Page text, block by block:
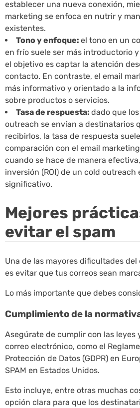
establecer una nueva conexión,
marketing se enfoca en nutrir y
existentes.
Tono y enfoque: el tono en un
en frío suele ser más introductorio
el objetivo es captar la atención
contacto. En contraste, el email
más informativo y orientado a la
sobre productos o servicios.
Tasa de respuesta: dado que
outreach se envían a destinatarios
recibirlos, la tasa de respuesta
comparación con el email
cuando se hace de manera
inversión (ROI) de un cold outreach
significativo.
Mejores
evitar el spam
Una de las mayores dificultades
es evitar que tus correos sean
Lo más importante que debes
Cumplimiento de la
Asegúrate de cumplir con las leyes
correo electrónico, como el
Protección de Datos (GDPR) en
SPAM en Estados Unidos.
Esto incluye, entre otras muchas
opción clara para que los